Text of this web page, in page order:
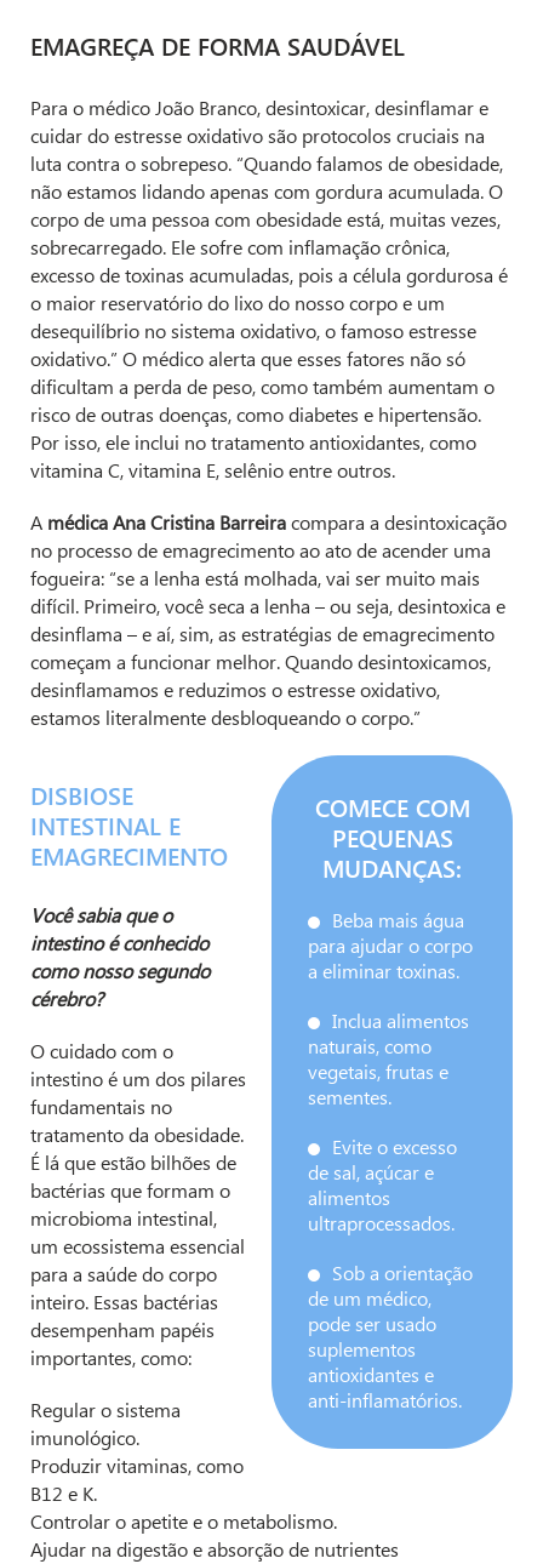
EMAGREÇA DE FORMA SAUDÁVEL
Para o médico João Branco, desintoxicar, desinflamar e
cuidar do estresse oxidativo são protocolos cruciais na
luta contra o sobrepeso. “Quando falamos de obesidade,
não estamos lidando apenas com gordura acumulada. O
corpo de uma pessoa com obesidade está, muitas vezes,
sobrecarregado. Ele sofre com inflamação crônica,
excesso de toxinas acumuladas, pois a célula gordurosa é
o maior reservatório do lixo do nosso corpo e um
desequilíbrio no sistema oxidativo, o famoso estresse
oxidativo.” O médico alerta que esses fatores não só
dificultam a perda de peso, como também aumentam o
risco de outras doenças, como diabetes e hipertensão.
Por isso, ele inclui no tratamento antioxidantes, como
vitamina C, vitamina E, selênio entre outros.
A médica Ana Cristina Barreiracompara a desintoxicação
no processo de emagrecimento ao ato de acender uma
fogueira: “se a lenha está molhada, vai ser muito mais
difícil. Primeiro, você seca a lenha – ou seja, desintoxica e
desinflama – e aí, sim, as estratégias de emagrecimento
começam a funcionar melhor. Quando desintoxicamos,
desinflamamos e reduzimos o estresse oxidativo,
estamos literalmente desbloqueando o corpo.”
COMECE COM
PEQUENAS
MUDANÇAS:
Beba mais água
para ajudar o corpo
a eliminar toxinas.
Inclua alimentos
naturais, como
vegetais, frutas e
sementes.
Evite o excesso
de sal, açúcar e
alimentos
ultraprocessados.
Sob a orientação
de um médico,
pode ser usado
suplementos
antioxidantes e
anti-inflamatórios.
DISBIOSE
INTESTINAL E
EMAGRECIMENTO
Você sabia que o
intestino é conhecido
como nosso segundo
cérebro?
O cuidado com o
intestino é um dos pilares
fundamentais no
tratamento da obesidade.
É lá que estão bilhões de
bactérias que formam o
microbioma intestinal,
um ecossistema essencial
para a saúde do corpo
inteiro. Essas bactérias
desempenham papéis
importantes, como:
Regular o sistema
imunológico.
Produzir vitaminas, como
B12 e K.
Controlar o apetite e o metabolismo.
Ajudar na digestão e absorção de nutrientes